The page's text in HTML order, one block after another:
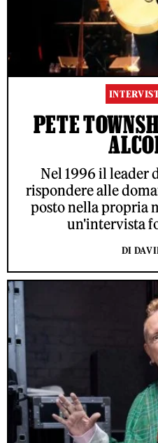
PETE
Nel 1996 il leader
rispondere alle
posto nella propria
un'intervista
DI